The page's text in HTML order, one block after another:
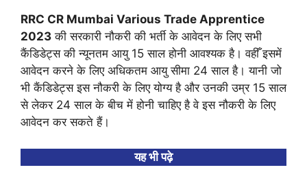
RRC CR Mumbai Various Trade Apprentice
2023 की सरकारी नौकरी की भर्ती के आवेदन के लिए सभी
कैंडिडेट्स की न्यूनतम आयु 15 साल होनी आवश्यक है। वहीँ इसमें
आवेदन करने के लिए अधिकतम आयु सीमा 24 साल है। यानी जो
भी कैंडिडेट्स इस नौकरी के लिए योग्य है और उनकी उम्र 15 साल
से लेकर 24 साल के बीच में होनी चाहिए है वे इस नौकरी के लिए
आवेदन कर सकते हैं।
यह भी पढ़े